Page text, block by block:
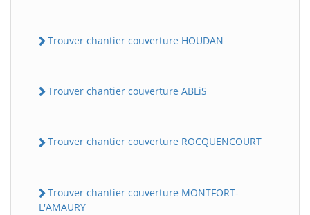
Trouver chantier couverture HOUDAN
Trouver chantier couverture ABLiS
Trouver chantier couverture ROCQUENCOURT
Trouver chantier couverture MONTFORT-
L'AMAURY